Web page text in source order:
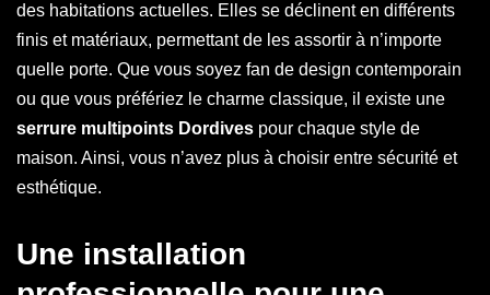
des habitations actuelles. Elles se déclinent en différents
finis et matériaux, permettant de les assortir à n’importe
quelle porte. Que vous soyez fan de design contemporain
ou que vous préfériez le charme classique, il existe une
serrure multipoints Dordives pour chaque style de
maison. Ainsi, vous n’avez plus à choisir entre sécurité et
esthétique.
Une installation